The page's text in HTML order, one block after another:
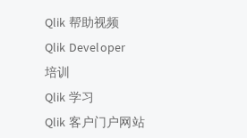
Qlik 帮助视频
Qlik Developer
培训
Qlik 学习
Qlik 客户门户网站